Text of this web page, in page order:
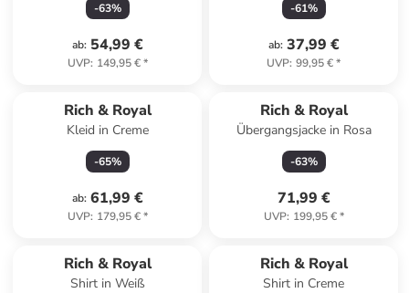
-63%
ab: 54,99 €
UVP: 149,95 €*
-61%
ab: 37,99 €
UVP: 99,95 €*
Rich & Royal
Kleid in Creme
-65%
ab: 61,99 €
UVP: 179,95 €*
Rich & Royal
Übergangsjacke in Rosa
-63%
71,99 €
UVP: 199,95 €*
Rich & Royal
Shirt in Weiß
Rich & Royal
Shirt in Creme